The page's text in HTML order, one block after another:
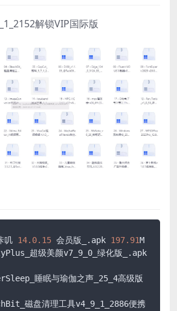
解锁VIP国际版
叽 14.0.15 会员版_.apk 197.91M
睡眠与瑜伽之声_25_4高级版
磁盘清理工具v4_9_1_2886便携